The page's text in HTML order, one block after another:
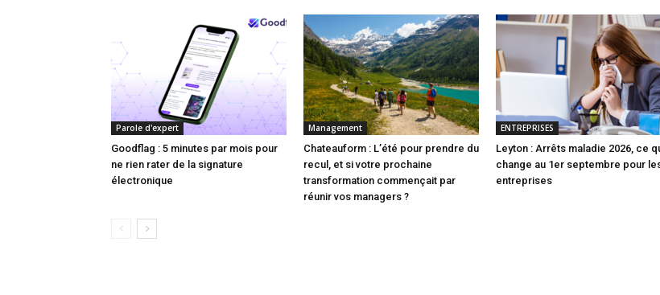
Parole d'expert
Goodflag : 5 minutes par mois pour
ne rien rater de la signature
électronique
Management
Chateauform : L’été pour prendre du
recul, et si votre prochaine
transformation commençait par
réunir vos managers ?
ENTREPRISES
Leyton : Arrêts maladie 2026, ce
change au 1er septembre pour
entreprises